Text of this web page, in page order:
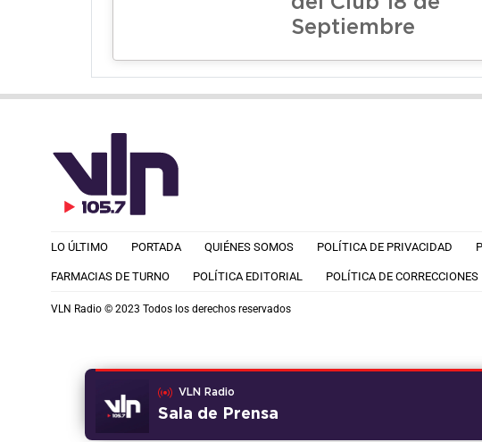
Septiembre
VLN Radio
Sala de Prensa
LO ÚLTIMO PORTADA QUIÉNES SOMOS POLÍTICA DE PRIVACIDAD
FARMACIAS DE TURNO POLÍTICA EDITORIAL POLÍTICA DE CORRECCIONES
VLN Radio © 2023 Todos los derechos reservados